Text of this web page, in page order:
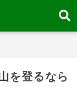
を登るなら